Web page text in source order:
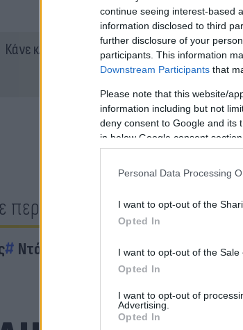
continue seeing interest-based
information disclosed to third
further disclosure of your
participants. This information
Downstream Participants that
Please note that this website/
information including but not
deny consent to Google and its
in below Google consent section.
Personal Data Processing
I want to opt-out of the
Opted In
I want to opt-out of the Sale
Opted In
I want to opt-out of
Advertising.
Opted In
Κάνε κλικ και δες περισσότεροFlash.gr
Ντόναλντ Τραμπ Εμανουέλ Μακρόν